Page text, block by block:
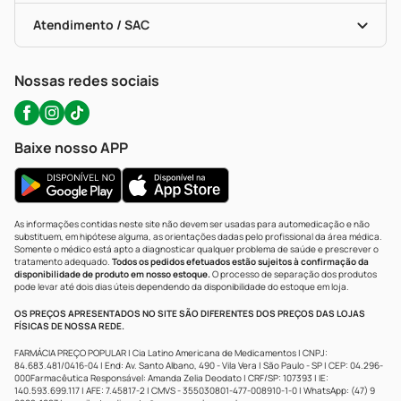
Bulas De A A Z
Políticas De Marketplace
Autoteste Covid-19
Portal Da Privacidade
Atendimento / SAC
Nossas redes sociais
Baixe nosso APP
As informações contidas neste site não devem ser usadas para automedicação e não
substituem, em hipótese alguma, as orientações dadas pelo profissional da área médica.
Somente o médico está apto a diagnosticar qualquer problema de saúde e prescrever o
tratamento adequado. Todos os pedidos efetuados estão sujeitos à confirmação da
disponibilidade de produto em nosso estoque.O processo de separação dos produtos
pode levar até dois dias úteis dependendo da disponibilidade do estoque em loja.
OS PREÇOS APRESENTADOS NO SITE SÃO DIFERENTES DOS PREÇOS DAS LOJAS
FÍSICAS DE NOSSA REDE.
FARMÁCIA PREÇO POPULAR | Cia Latino Americana de Medicamentos | CNPJ:
84.683.481/0416-04 | End: Av. Santo Albano, 490 - Vila Vera | São Paulo - SP | CEP: 04.296-
000Farmacêutica Responsável: Amanda Zelia Deodato | CRF/SP: 107393 | IE:
140.593.699.117 | AFE: 7.45817-2 | CMVS - 355030801-477-008910-1-0 | WhatsApp: (47) 9